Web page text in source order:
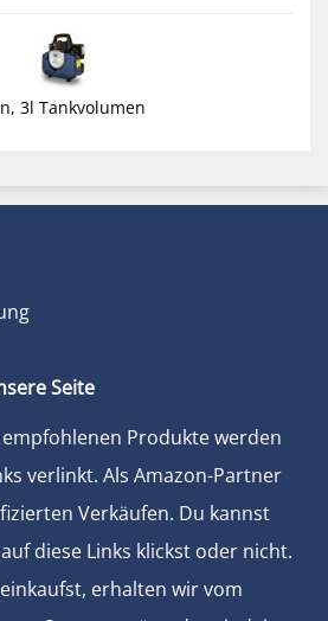
3l Tankvolumen
Seite
Produkte werden
verlinkt. Als Amazon-Partner
Verkäufen. Du kannst
diese Links klickst oder nicht.
erhalten wir vom